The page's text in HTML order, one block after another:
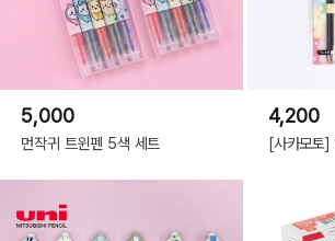
5,000
먼작귀 트윈펜 5색 세트
4,200
[사카모토]